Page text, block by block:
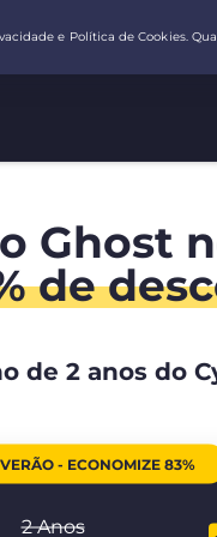
Ghost
de
de 2 anos do
- ECONOMIZE 83%
2 Anos